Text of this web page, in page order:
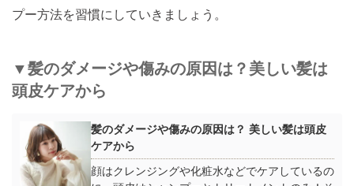
プー方法を習慣にしていきましょう。
▼髪のダメージや傷みの原因は？美しい髪は
頭皮ケアから
髪のダメージや傷みの原因は？ 美しい髪は頭皮
ケアから
顔はクレンジングや化粧水などでケアしているの